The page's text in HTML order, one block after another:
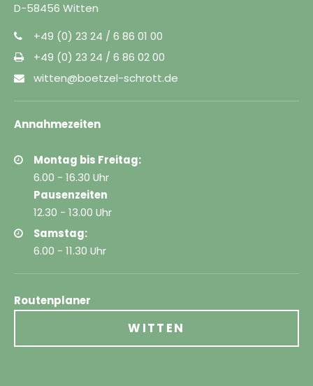
D-58456 Witten
+49 (0) 23 24 / 6 86 01 00
+49 (0) 23 24 / 6 86 02 00
witten@boetzel-schrott.de
Annahmezeiten
Montag bis Freitag:
6.00 - 16.30 Uhr
Pausenzeiten
12.30 - 13.00 Uhr
Samstag:
6.00 - 11.30 Uhr
Routenplaner
WITTEN